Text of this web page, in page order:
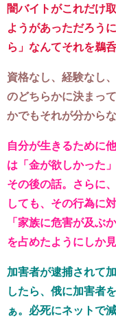
闇バイトがこれだけ
ようがあっただろう
ら」なんてそれを鵜
資格なし、経験なし
のどちらかに決まっ
かでもそれが分から
自分が生きるために
は「金が欲しかった
その後の話。さらに
しても、その行為に
「家族に危害が及ぶ
を占めたようにしか
加害者が逮捕されて
したら、俄に加害者
ぁ。必死にネットで